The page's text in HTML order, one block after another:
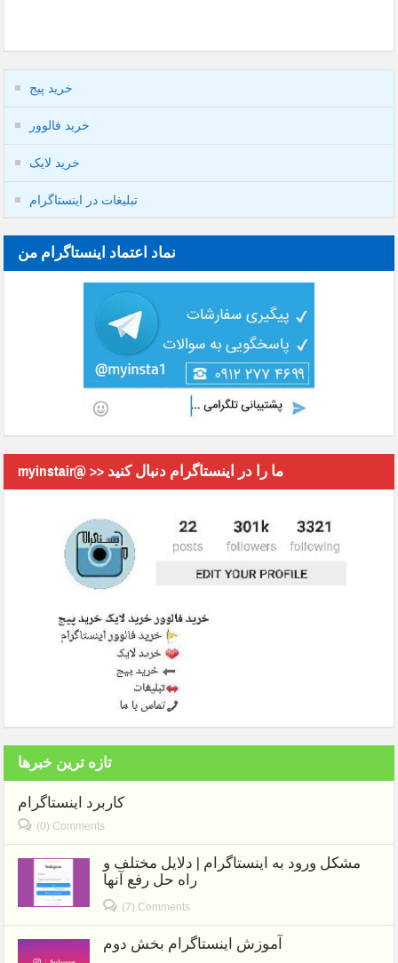
خرید پیج
خرید فالوور
خرید لایک
تبلیغات در اینستاگرام
نماد اعتماد اینستاگرام من
myinstair@ >> ما را در اینستاگرام دنبال کنید
تازه ترین خبرها
کاربرد اینستاگرام
(0) Comments
مشکل ورود به اینستاگرام | دلایل مختلف و
راه حل رفع آنها
(7) Comments
آموزش اینستاگرام بخش دوم